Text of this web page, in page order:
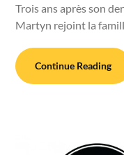
Trois ans après son
Martyn rejoint la
Continue Reading